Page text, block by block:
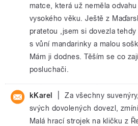
matce, která už neměla
vysokého věku. Ještě z
pratetou ,jsem si dovezla
s vůní mandarinky a malou
Mám ji dodnes. Těším se co
posluchači.
kKarel
Za všechny
svých dovolených dovezl,
Malá hrací strojek na kličku z